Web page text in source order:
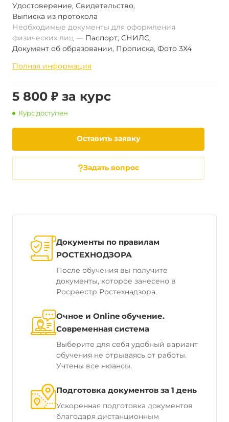
Удостоверение, Свидетельство,
Выписка из протокола
Необходимые документы для оформления
физических лиц
Паспорт, СНИЛС,
Документ об образовании, Прописка, Фото 3Х4
Полная информация
5 800 ₽ за курс
Курс доступен
Оставить заявку
Задать вопрос
Документы по правилам
РОСТЕХНОДЗОРА
После обучения вы получите
документы, которое занесено в
Росреестр Ростехнадзора.
Очное и Online обучение.
Современная система
Выберите для себя удобный вариант
обучения не отрываясь от работы.
Учтены все нюансы.
Подготовка документов за 1 день
Ускоренная подготовка документов
благодаря дистанционным